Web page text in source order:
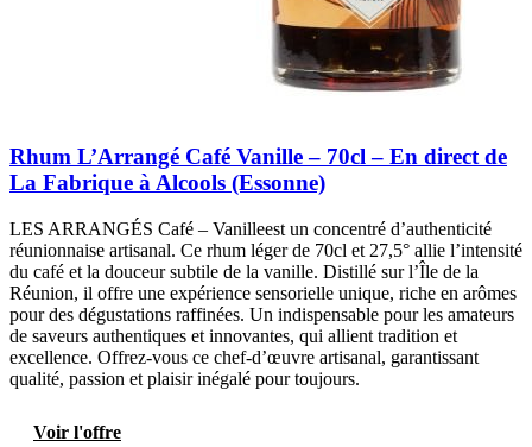
Rhum L’Arrangé Café Vanille – 70cl – En direct de
La Fabrique à Alcools (Essonne)
LES ARRANGÉS Café – Vanilleest un concentré d’authenticité
réunionnaise artisanal. Ce rhum léger de 70cl et 27,5° allie l’intensité
du café et la douceur subtile de la vanille. Distillé sur l’Île de la
Réunion, il offre une expérience sensorielle unique, riche en arômes
pour des dégustations raffinées. Un indispensable pour les amateurs
de saveurs authentiques et innovantes, qui allient tradition et
excellence. Offrez-vous ce chef-d’œuvre artisanal, garantissant
qualité, passion et plaisir inégalé pour toujours.
Voir l'offre